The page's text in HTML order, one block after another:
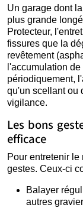
Un garage dont
plus grande
Protecteur,
fissures que la
revêtement
l'accumulation
périodiquement,
qu'un scellant ou
vigilance.
Les bons
efficace
Pour entretenir
gestes. Ceux-ci
Balayer
autres